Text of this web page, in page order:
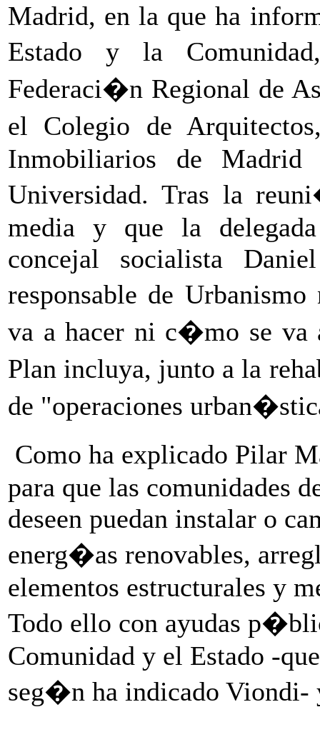
Madrid, en la que ha
Estado y la
Federaci�n Regional de
el Colegio de
Inmobiliarios de
Universidad. Tras la
media y que la
concejal socialista
responsable de
va a hacer ni c�mo se va
Plan incluya, junto a la
de "operaciones
Como ha explicado Pilar
para que las comunidades
deseen puedan instalar o
energ�as renovables,
elementos estructurales y
Todo ello con ayudas
Comunidad y el Estado -
seg�n ha indicado